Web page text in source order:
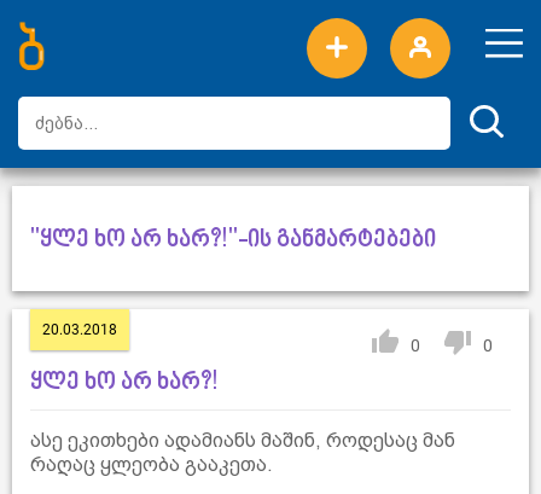
ახალი სიტყვები
ტოპ სიტყვები
დღის ტოპ სიტყვები
ტოპ მომხმარებლები
"ყლე ხო არ ხარ?!"-ის განმარტებები
20.03.2018
0 0
ყლე ხო არ ხარ?!
ასე ეკითხები ადამიანს მაშინ, როდესაც მან
რაღაც ყლეობა გააკეთა.